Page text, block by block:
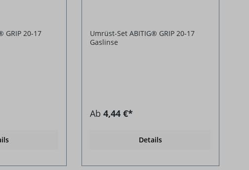
GRIP 20-17
Umrüst-Set ABITIG® GRIP 20-17
Gaslinse
Ab 4,44 €*
Details